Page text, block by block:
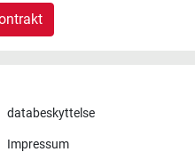
databeskyttelse
Impressum